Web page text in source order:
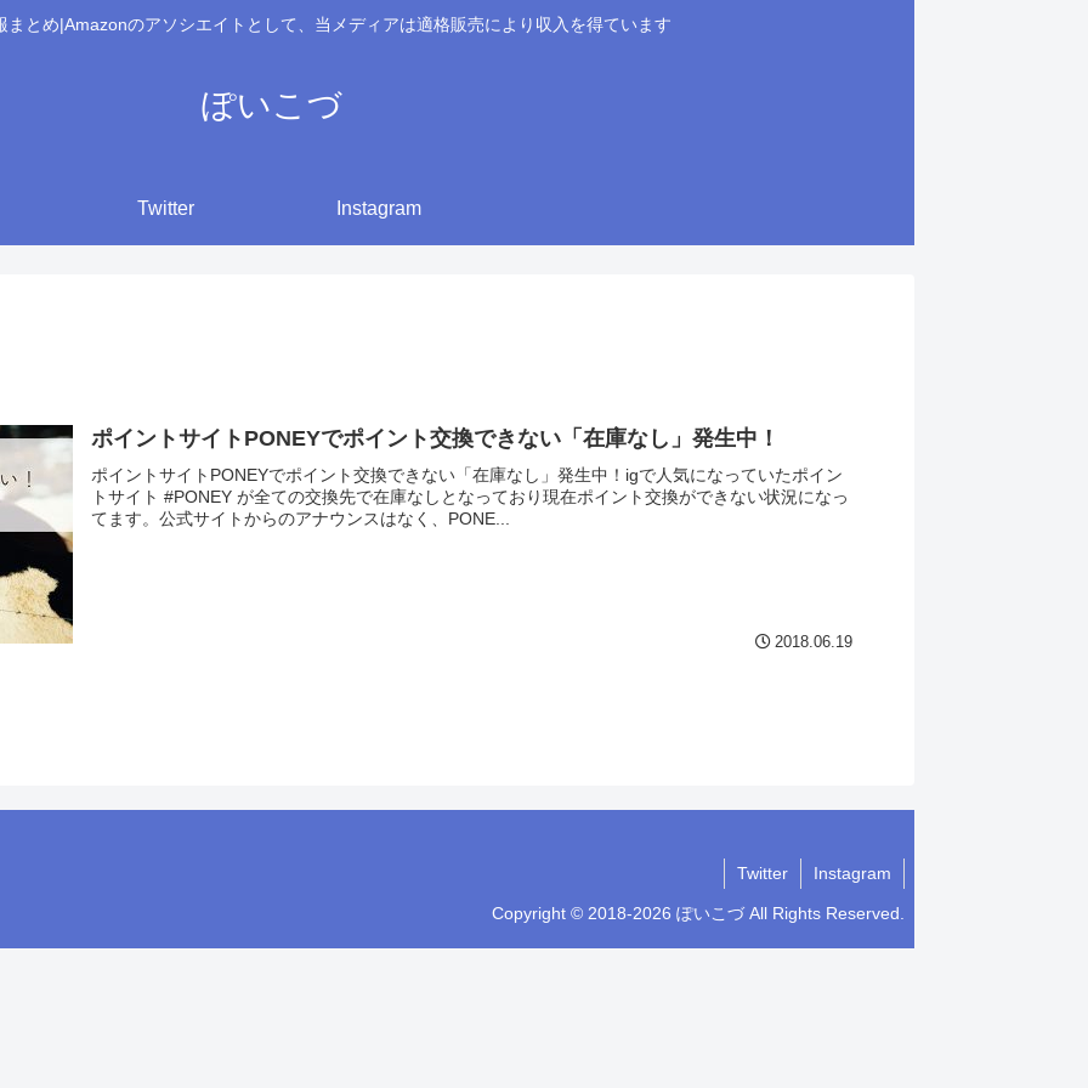
まとめ|Amazonのアソシエイトとして、当メディアは適格販売により収入を得ています
ぽいこづ
Twitter Instagram
ポイントサイトPONEYでポイント交換できない「在庫なし」発生中！
ポイントサイトPONEYでポイント交換できない「在庫なし」発生中！igで人気になっていたポイン
トサイト #PONEY が全ての交換先で在庫なしとなっており現在ポイント交換ができない状況になっ
てます。公式サイトからのアナウンスはなく、PONE...
2018.06.19
Twitter Instagram
Copyright © 2018-2026 ぽいこづ All Rights Reserved.